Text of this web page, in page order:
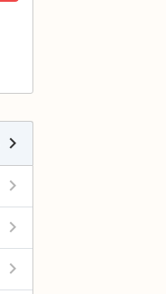
keyboard_arrow_right
keyboard_arrow_right
keyboard_arrow_right
keyboard_arrow_right